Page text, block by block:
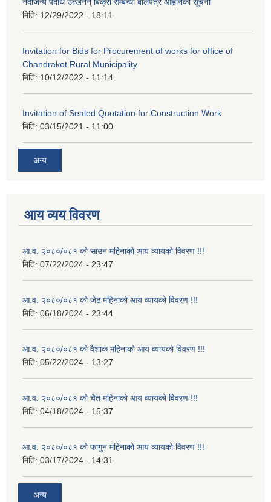
मिति: 12/29/2022 - 18:11
Invitation for Bids for Procurement of works for office of
Chandrakot Rural Municipality
मिति: 10/12/2022 - 11:14
Invitation of Sealed Quotation for Construction Work
मिति: 03/15/2021 - 11:00
अन्य
आय व्यय विवरण
आ.व. २०८०/०८१ को साउन महिनाको आय व्यायको विवरण !!!
मिति: 07/22/2024 - 23:47
आ.व. २०८०/०८१ को जेठ महिनाको आय व्यायको विवरण !!!
मिति: 06/18/2024 - 23:44
आ.व. २०८०/०८१ को वैशाक महिनाको आय व्यायको विवरण !!!
मिति: 05/22/2024 - 13:27
आ.व. २०८०/०८१ को चैत महिनाको आय व्यायको विवरण !!!
मिति: 04/18/2024 - 15:37
आ.व. २०८०/०८१ को फागुन महिनाको आय व्यायको विवरण !!!
मिति: 03/17/2024 - 14:31
अन्य